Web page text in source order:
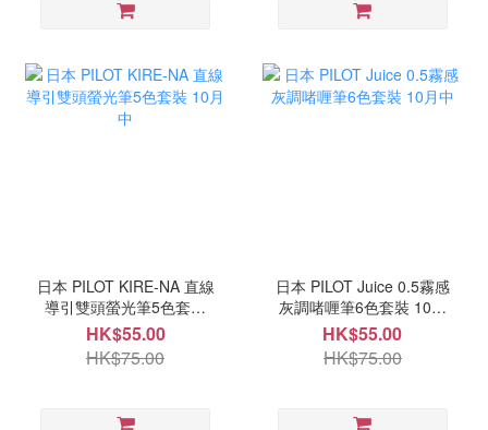
日本 PILOT KIRE-NA 直線
導引雙頭螢光筆5色套裝
10月中
HK$55.00
HK$75.00
日本 PILOT Juice 0.5霧感
灰調啫喱筆6色套裝 10月
中
HK$55.00
HK$75.00